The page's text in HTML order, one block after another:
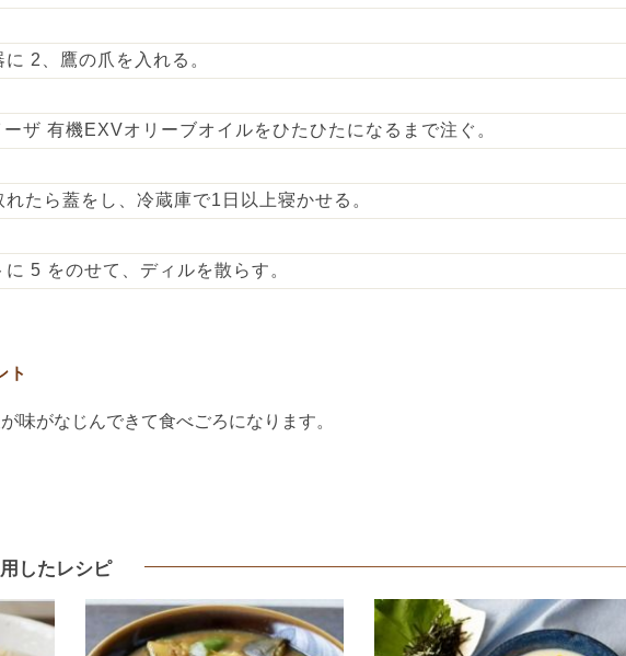
2、鷹の爪を入れる。
ザ 有機EXVオリーブオイルをひたひたになるまで注ぐ。
れたら蓋をし、冷蔵庫で1日以上寝かせる。
に 5 をのせて、ディルを散らす。
味がなじんできて食べごろになります。
したレシピ